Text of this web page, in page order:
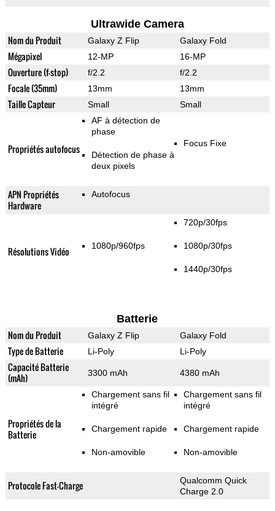
Ultrawide Camera
Nom du Produit Galaxy Z Flip Galaxy Fold
Mégapixel 12-MP 16-MP
Ouverture (f-stop) f/2.2 f/2.2
Focale (35mm) 13mm 13mm
Taille Capteur Small Small
Propriétés autofocus
AF à détection de
phase
Détection de phase à
deux pixels
Focus Fixe
APN Propriétés
Hardware
Autofocus
Résolutions Vidéo 1080p/960fps
720p/30fps
1080p/30fps
1440p/30fps
Batterie
Nom du Produit Galaxy Z Flip Galaxy Fold
Type de Batterie Li-Poly Li-Poly
Capacité Batterie
(mAh)
3300 mAh 4380 mAh
Propriétés de la
Batterie
Chargement sans fil
intégré
Chargement rapide
Non-amovible
Chargement sans fil
intégré
Chargement rapide
Non-amovible
Protocole Fast-Charge
Qualcomm Quick
Charge 2.0